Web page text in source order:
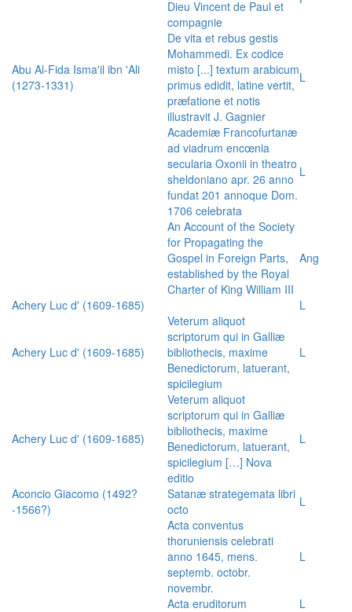
Dieu Vincent de Paul et
compagnie
Abu Al-Fida Isma'il ibn 'Ali
(1273-1331)
De vita et rebus gestis
Mohammedi. Ex codice
misto [...] textum arabicum
primus edidit, latine vertit,
præfatione et notis
illustravit J. Gagnier
L
Academiæ Francofurtanæ
ad viadrum encœnia
secularia Oxonii in theatro
sheldoniano apr. 26 anno
fundat 201 annoque Dom.
1706 celebrata
L
An Account of the Society
for Propagating the
Gospel in Foreign Parts,
established by the Royal
Charter of King William III
Ang
Achery Luc d' (1609-1685) L
Achery Luc d' (1609-1685)
Veterum aliquot
scriptorum qui in Galliæ
bibliothecis, maxime
Benedictorum, latuerant,
spicilegium
L
Achery Luc d' (1609-1685)
Veterum aliquot
scriptorum qui in Galliæ
bibliothecis, maxime
Benedictorum, latuerant,
spicilegium […] Nova
editio
L
Aconcio Giacomo (1492?
-1566?)
Satanæ strategemata libri
octo
L
Acta conventus
thoruniensis celebrati
anno 1645, mens.
septemb. octobr.
novembr.
L
Acta eruditorum
L